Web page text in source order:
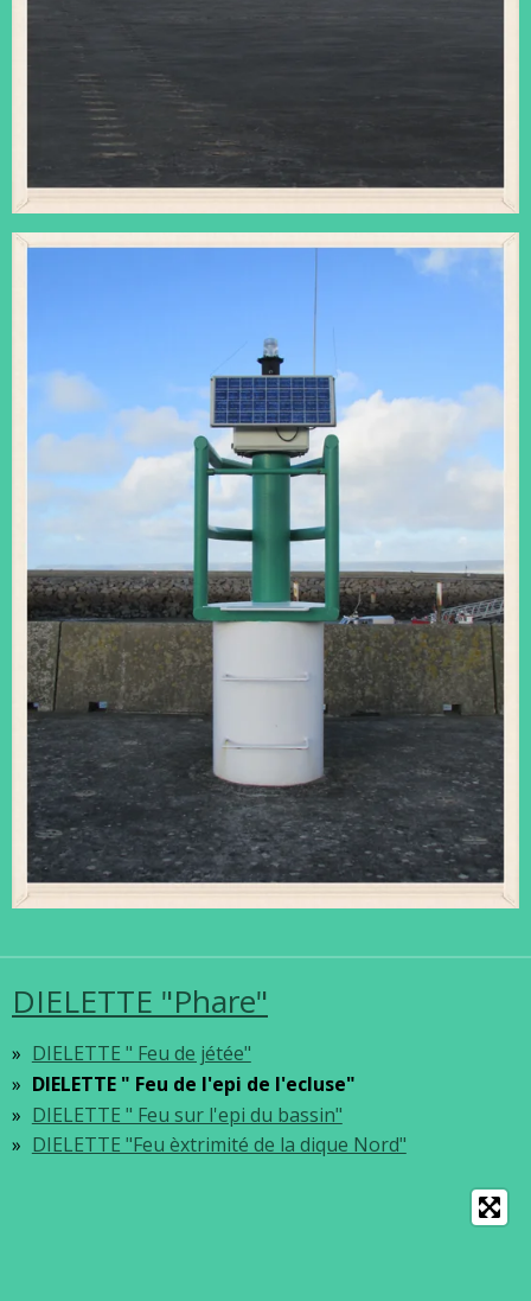
DIELETTE "Phare"
DIELETTE " Feu de jétée"
DIELETTE " Feu de l'epi de l'ecluse"
DIELETTE " Feu sur l'epi du bassin"
DIELETTE "Feu èxtrimité de la dique Nord"